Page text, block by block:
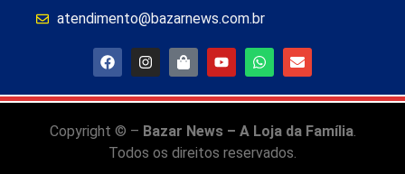
atendimento@bazarnews.com.br
Copyright © – Bazar News – A Loja da Família.
Todos os direitos reservados.